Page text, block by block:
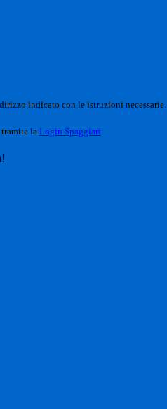
indicato con le istruzioni necessarie.
tramite la Login Spaggiari